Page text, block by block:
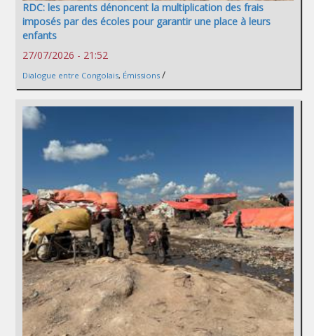
RDC: les parents dénoncent la multiplication des frais
imposés par des écoles pour garantir une place à leurs
enfants
27/07/2026 - 21:52
Dialogue entre Congolais, Émissions /